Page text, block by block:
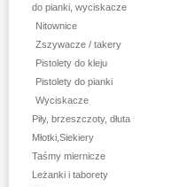
do pianki, wyciskacze
Nitownice
Zszywacze / takery
Pistolety do kleju
Pistolety do pianki
Wyciskacze
Piły, brzeszczoty, dłuta
Młotki,Siekiery
Taśmy miernicze
Leżanki i taborety